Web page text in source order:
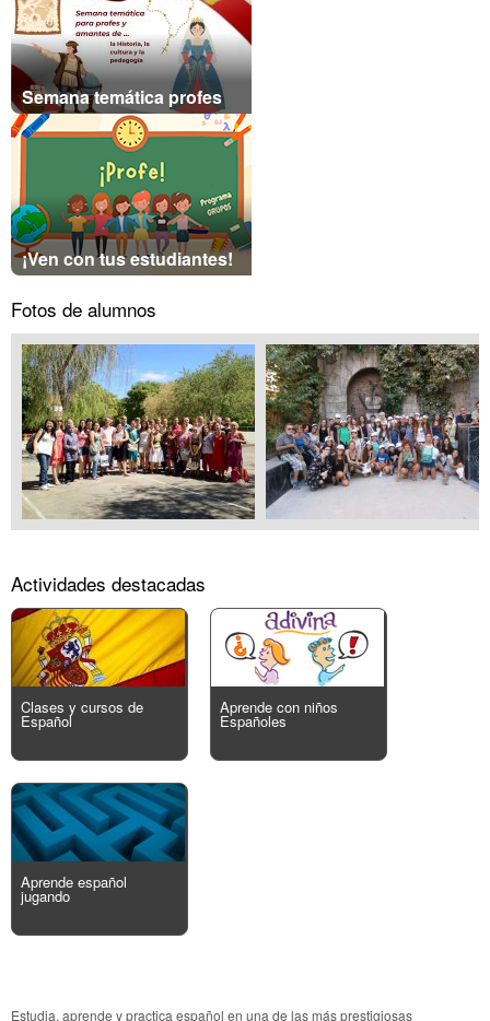
Semana temática profes
¡Ven con tus estudiantes!
Fotos de alumnos
Actividades destacadas
Clases y cursos de
Español
Aprende con niños
Españoles
Aprende español
jugando
Estudia, aprende y practica español en una de las más prestigiosas